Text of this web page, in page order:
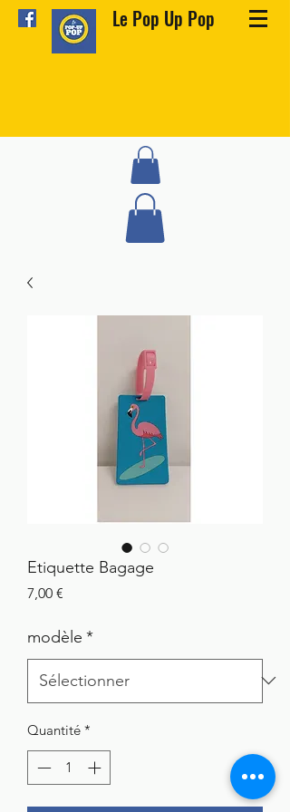
Le Pop Up Pop
Etiquette Bagage
7,00 €
modèle *
Quantité *